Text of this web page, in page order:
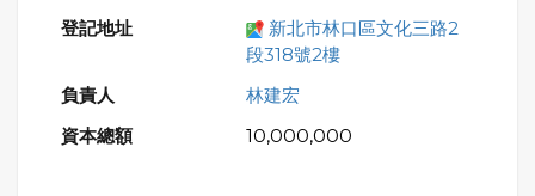
新北市林口區文化三路2
段318號2樓
林建宏
10,000,000